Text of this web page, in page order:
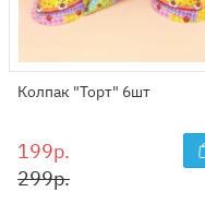
Колпак "Торт" 6шт
199р.
299р.